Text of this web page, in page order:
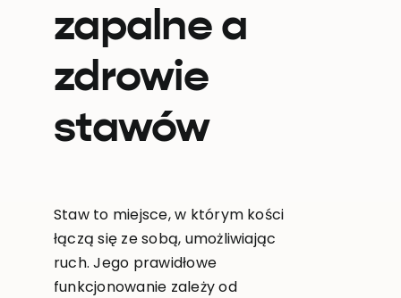
zapalne a
zdrowie
stawów
Staw to miejsce, w którym kości
łączą się ze sobą, umożliwiając
ruch. Jego prawidłowe
funkcjonowanie zależy od